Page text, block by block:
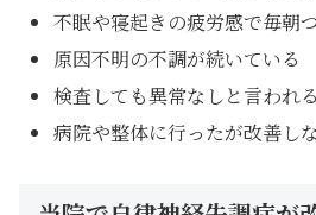
不眠や寝起きの疲労感で毎朝
原因不明の不調が続いている
検査しても異常なしと言われる
病院や整体に行ったが改善し